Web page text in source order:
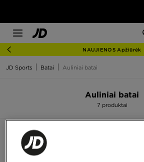
NAUJIENOS Apžiūrėk
JD Sports Batai Auliniai batai
Auliniai batai
7 produktai
Rūšiuoti: